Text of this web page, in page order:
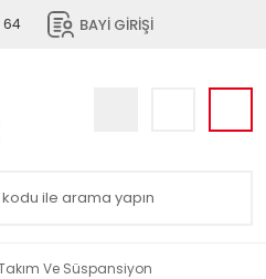
64 BAYİ GİRİŞİ
Ve Süspansiyon